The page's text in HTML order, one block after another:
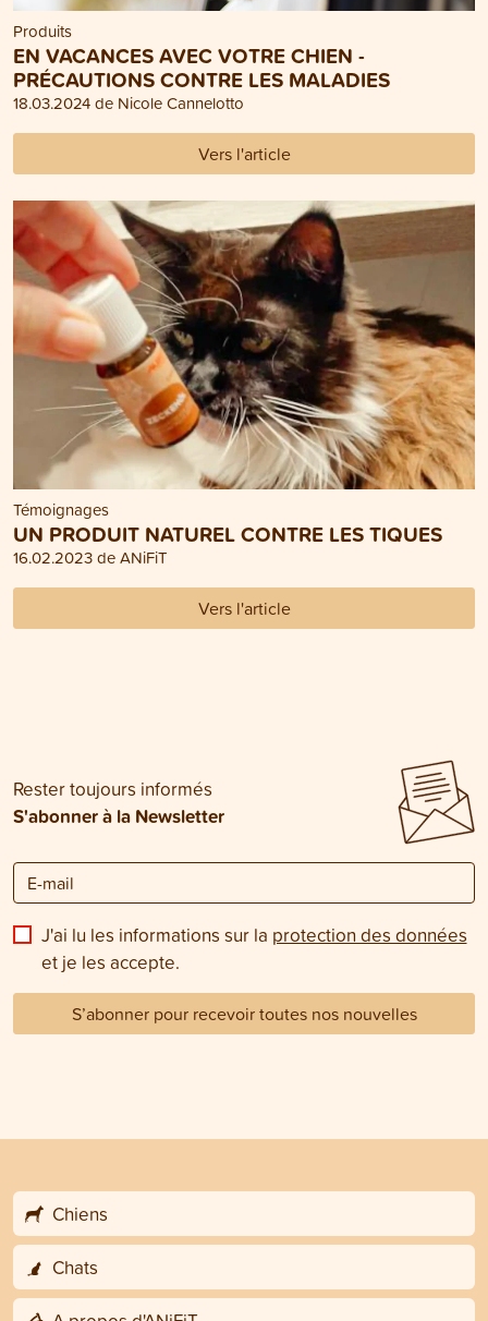
Produits
EN VACANCES AVEC VOTRE CHIEN -
PRÉCAUTIONS CONTRE LES MALADIES
18.03.2024 de Nicole Cannelotto
Vers l'article
Témoignages
UN PRODUIT NATUREL CONTRE LES TIQUES
16.02.2023 de ANiFiT
Vers l'article
Rester toujours informés
S'abonner à la Newsletter
J'ai lu les informations sur la protection des données
et je les accepte.
S’abonner pour recevoir toutes nos nouvelles
Chiens
Chats